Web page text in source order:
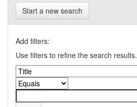
Start a new search
Add filters:
Use filters to refine the search results.